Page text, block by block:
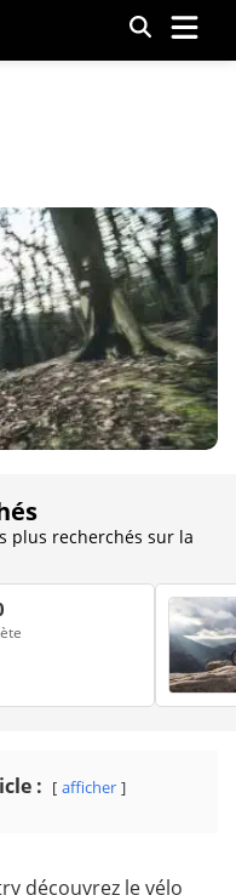
Menu
plus recherchés sur la
: afficher
découvrez le vélo